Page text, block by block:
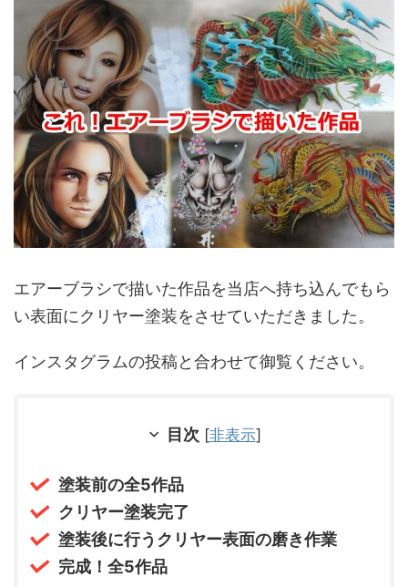
エアーブラシで描いた作品を当店へ持ち込んでもら
い表面にクリヤー塗装をさせていただきました。
インスタグラムの投稿と合わせて御覧ください。
目次 [非表示]
塗装前の全5作品
クリヤー塗装完了
塗装後に行うクリヤー表面の磨き作業
完成！全5作品